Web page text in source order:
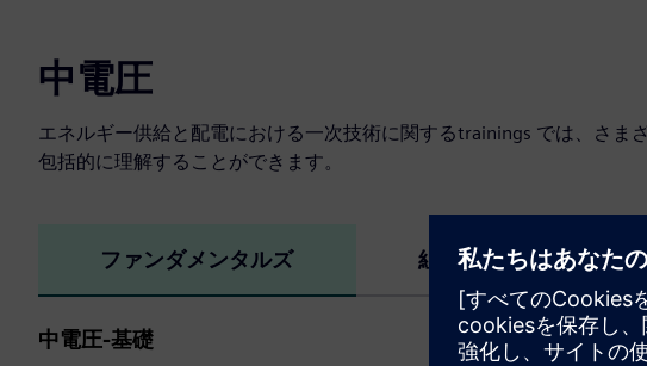
中電圧
エネルギー供給と配電における一次技術に関するtrainings では、さま
包括的に理解することができます。
ファンダメンタルズ 組み立てと設置
中電圧-基礎